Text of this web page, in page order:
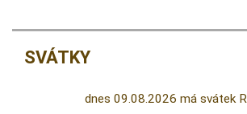
SVÁTKY
dnes 09.08.2026 má svátek